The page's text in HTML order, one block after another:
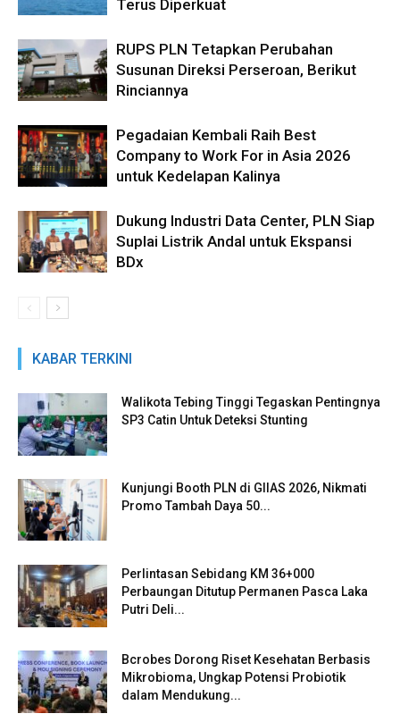
Terus Diperkuat
RUPS PLN Tetapkan Perubahan
Susunan Direksi Perseroan, Berikut
Rinciannya
Pegadaian Kembali Raih Best
Company to Work For in Asia 2026
untuk Kedelapan Kalinya
Dukung Industri Data Center, PLN Siap
Suplai Listrik Andal untuk Ekspansi
BDx
KABAR TERKINI
Walikota Tebing Tinggi Tegaskan Pentingnya
SP3 Catin Untuk Deteksi Stunting
Kunjungi Booth PLN di GIIAS 2026, Nikmati
Promo Tambah Daya 50...
Perlintasan Sebidang KM 36+000
Perbaungan Ditutup Permanen Pasca Laka
Putri Deli...
Bcrobes Dorong Riset Kesehatan Berbasis
Mikrobioma, Ungkap Potensi Probiotik
dalam Mendukung...